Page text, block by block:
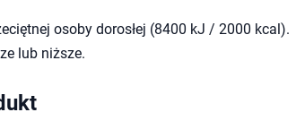
osoby dorosłej (8400 kJ / 2000 kcal).
lub niższe.